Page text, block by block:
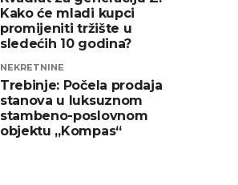
Kako će mladi kupci
promijeniti tržište u
sledećih 10 godina?
NEKRETNINE
Trebinje: Počela prodaja
stanova u luksuznom
stambeno-poslovnom
objektu „Kompas“